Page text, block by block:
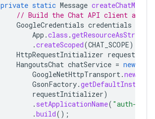
private static Message
// Build the Chat API client and
GoogleCredentials credentials
App .class .getResourceAsStream
.createScoped(CHAT_SCOPE);
HttpRequestInitializer
HangoutsChat chatService = new
GoogleNetHttpTransport.
GsonFactory.getDefaultInstance
requestInitializer)
. setApplicationName( "auth-
.build();